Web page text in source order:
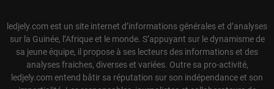
ledjely.com est un site internet d’informations générales et d’analyses
sur la Guinée, l’Afrique et le monde. S’appuyant sur le dynamisme de
sa jeune équipe, il propose à ses lecteurs des informations et des
analyses fraiches, diverses et variées. Outre sa pro-activité,
ledjely.com entend bâtir sa réputation sur son indépendance et son